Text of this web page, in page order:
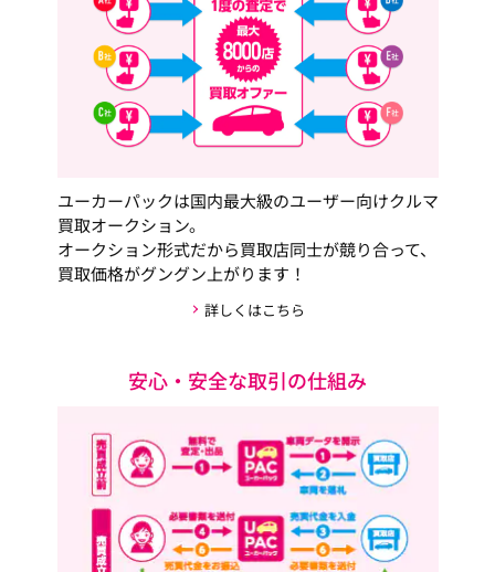
ユーカーパックは国内最大級のユーザー向けクルマ
買取オークション。
オークション形式だから買取店同士が競り合って、
買取価格がグングン上がります！
詳しくはこちら
安心・安全な取引の仕組み